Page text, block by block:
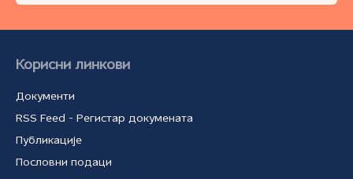
Корисни линкови
Документи
RSS Feed - Регистар докумената
Публикације
Пословни подаци